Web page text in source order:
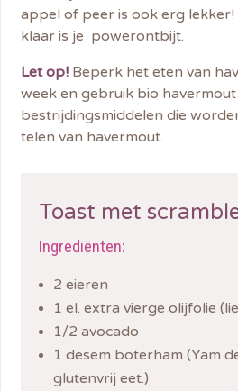
appel of peer is ook erg
klaar is je powerontbijt.
Let op! Beperk het eten van
week en gebruik bio havermout
bestrijdingsmiddelen die
telen van havermout.
Toast met
Ingrediënten:
2 eieren
1 el. extra vierge olijfolie
1/2 avocado
1 desem boterham (Yam
glutenvrij eet.)